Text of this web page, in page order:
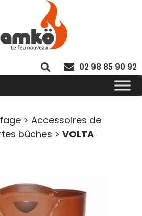
02 98 85 90 92
> Accessoires de
bûches > VOLTA